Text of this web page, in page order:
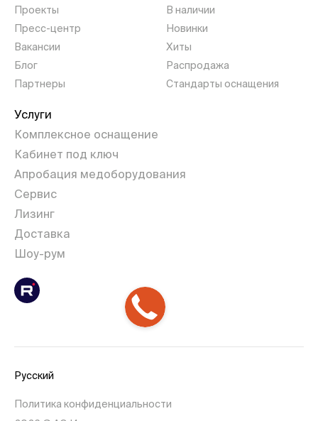
Проекты
Пресс-центр
Вакансии
Блог
Партнеры
В наличии
Новинки
Хиты
Распродажа
Стандарты оснащения
Услуги
Комплексное оснащение
Кабинет под ключ
Апробация медоборудования
Сервис
Лизинг
Доставка
Шоу-рум
Русский
Политика конфиденциальности